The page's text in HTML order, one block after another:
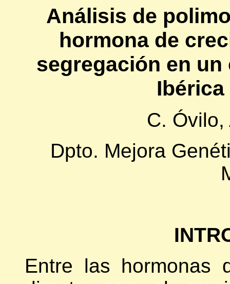
Análisis de
hormona de
segregación en un
C.
Dpto. Mejora
Entre las hormonas